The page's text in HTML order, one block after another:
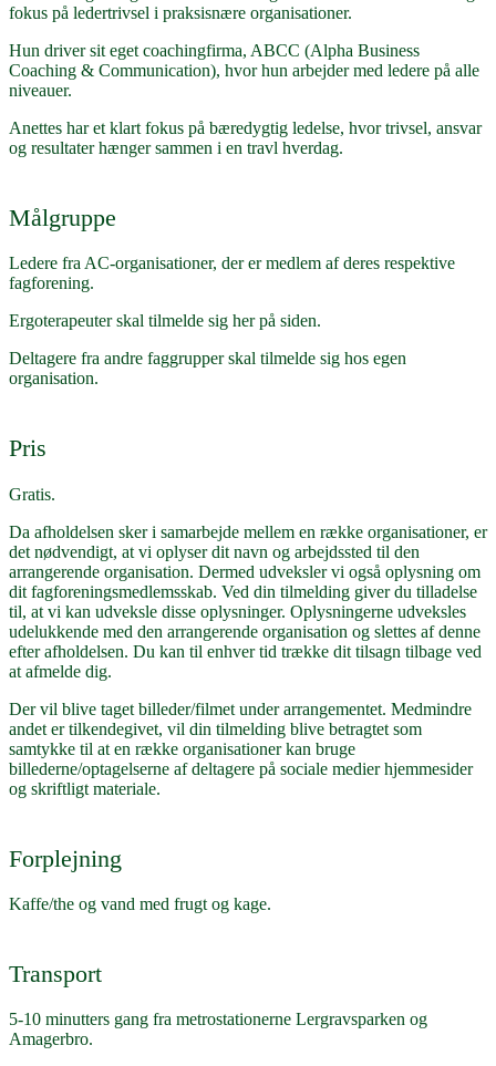
fokus på ledertrivsel i praksisnære organisationer.
Hun driver sit eget coachingfirma, ABCC (Alpha Business
Coaching & Communication), hvor hun arbejder med ledere på alle
niveauer.
Anettes har et klart fokus på bæredygtig ledelse, hvor trivsel, ansvar
og resultater hænger sammen i en travl hverdag.
Målgruppe
Ledere fra AC-organisationer, der er medlem af deres respektive
fagforening.
Ergoterapeuter skal tilmelde sig her på siden.
Deltagere fra andre faggrupper skal tilmelde sig hos egen
organisation.
Pris
Gratis.
Da afholdelsen sker i samarbejde mellem en række organisationer, er
det nødvendigt, at vi oplyser dit navn og arbejdssted til den
arrangerende organisation. Dermed udveksler vi også oplysning om
dit fagforeningsmedlemsskab. Ved din tilmelding giver du tilladelse
til, at vi kan udveksle disse oplysninger. Oplysningerne udveksles
udelukkende med den arrangerende organisation og slettes af denne
efter afholdelsen. Du kan til enhver tid trække dit tilsagn tilbage ved
at afmelde dig.
Der vil blive taget billeder/filmet under arrangementet. Medmindre
andet er tilkendegivet, vil din tilmelding blive betragtet som
samtykke til at en række organisationer kan bruge
billederne/optagelserne af deltagere på sociale medier hjemmesider
og skriftligt materiale.
Forplejning
Kaffe/the og vand med frugt og kage.
Transport
5-10 minutters gang fra metrostationerne Lergravsparken og
Amagerbro.